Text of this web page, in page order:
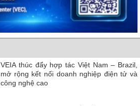
VEIA thúc đẩy hợp tác Việt Nam – Brazil,
mở rộng kết nối doanh nghiệp điện tử và
công nghệ cao